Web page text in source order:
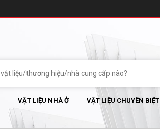
VẬT LIỆU NHÀ Ở VẬT LIỆU CHUYÊN BIỆT